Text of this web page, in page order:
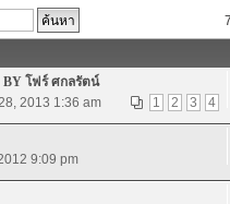
BY โฟร์ ศกลรัตน์
1
2 3 4
2013 1:36 am
9:09 pm